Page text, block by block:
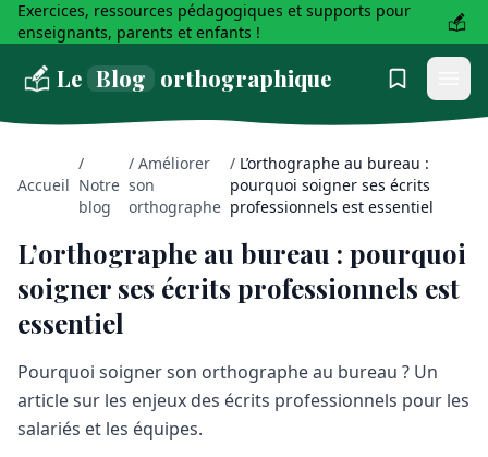
Exercices, ressources pédagogiques et supports pour
enseignants, parents et enfants !
Le Blog orthographique
Accueil
/
Notre
blog
/ Améliorer
son
orthographe
/ L’orthographe au bureau :
pourquoi soigner ses écrits
professionnels est essentiel
L’orthographe au bureau : pourquoi
soigner ses écrits professionnels est
essentiel
Pourquoi soigner son orthographe au bureau ? Un
article sur les enjeux des écrits professionnels pour les
salariés et les équipes.